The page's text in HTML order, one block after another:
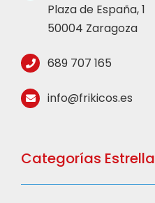
Plaza de España, 1
50004 Zaragoza
689 707 165
info@frikicos.es
Categorías Estrella